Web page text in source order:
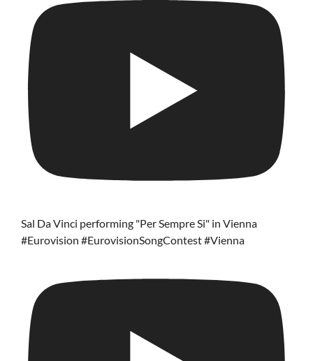
Sal Da Vinci performing "Per Sempre Si" in Vienna
#Eurovision #EurovisionSongContest #Vienna